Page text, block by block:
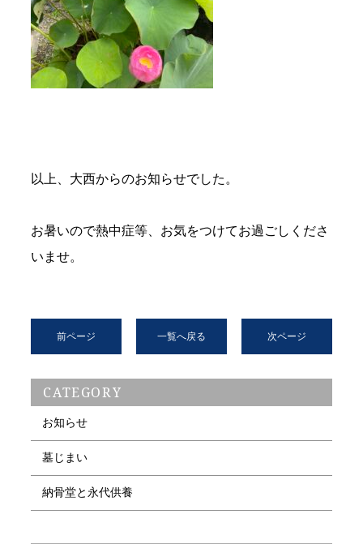
以上、大西からのお知らせでした。
お暑いので熱中症等、お気をつけてお過ごしくださ
いませ。
前ページ 一覧へ戻る 次ページ
CATEGORY
お知らせ
墓じまい
納骨堂と永代供養